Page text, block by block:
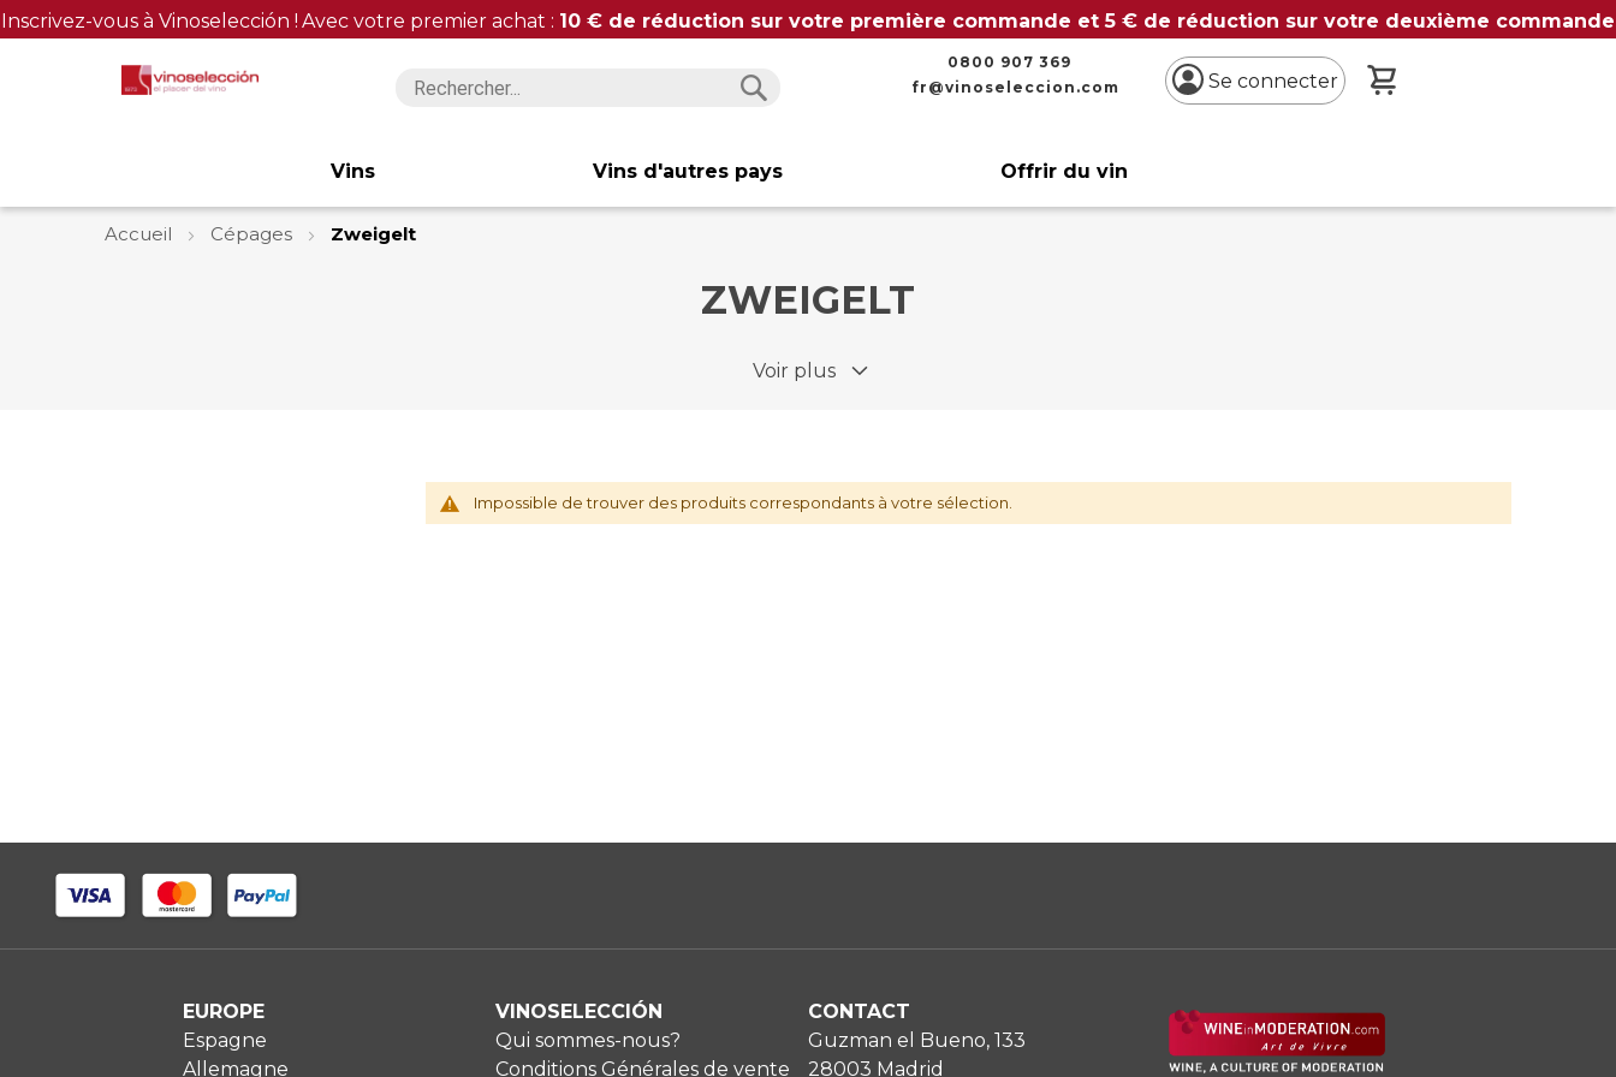
Inscrivez-vous à Vinoselección ! Avec votre premier achat : 10 € de réduction sur votre première commande et 5 € de réduction sur votre deuxième commande
0800 907 369
fr@vinoseleccion.com
Se connecter
Vins Vins d'autres pays Offrir du vin
Accueil Cépages Zweigelt
ZWEIGELT
Voir plus
Impossible de trouver des produits correspondants à votre sélection.
EUROPE
Espagne
Allemagne
VINOSELECCIÓN
Qui sommes-nous?
Conditions Générales de vente
CONTACT
Guzman el Bueno, 133
28003 Madrid